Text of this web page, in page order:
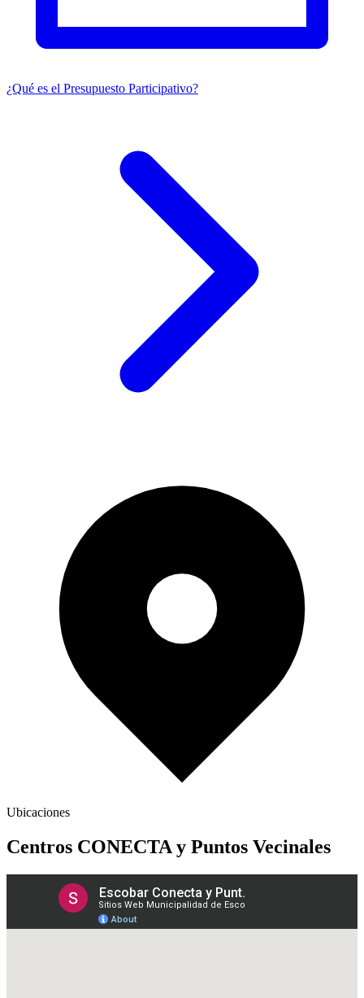
¿Qué es el Presupuesto Participativo?
Ubicaciones
Centros CONECTA y Puntos Vecinales